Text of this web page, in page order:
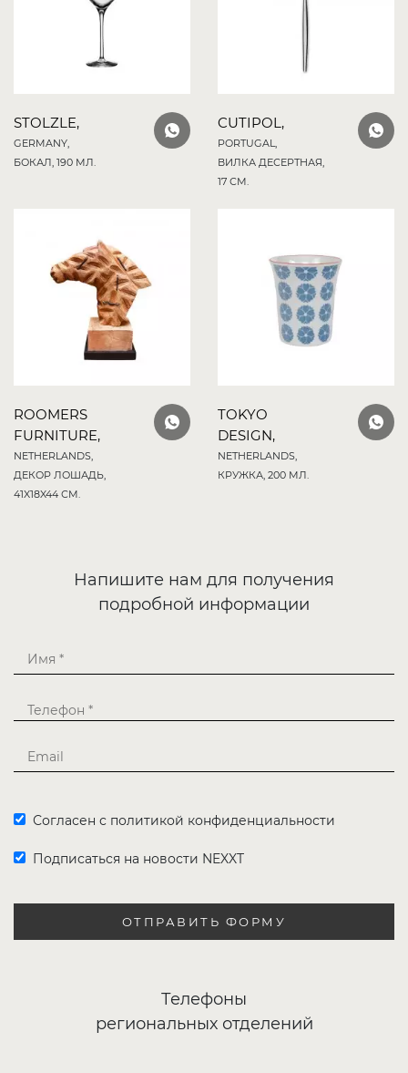
STOLZLE,
GERMANY,
БОКАЛ, 190 МЛ.
CUTIPOL,
PORTUGAL,
ВИЛКА ДЕСЕРТНАЯ,
17 СМ.
ROOMERS
FURNITURE,
NETHERLANDS,
ДЕКОР ЛОШАДЬ,
41X18X44 СМ.
TOKYO
DESIGN,
NETHERLANDS,
КРУЖКА, 200 МЛ.
Напишите нам для получения
подробной информации
Согласен с политикой конфиденциальности
Подписаться на новости NEXXT
ОТПРАВИТЬ ФОРМУ
Телефоны
региональных отделений